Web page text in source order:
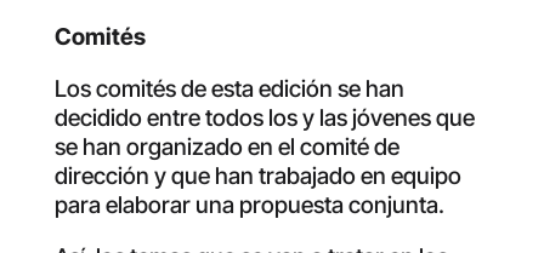
Comités
Los comités de esta edición se han
decidido entre todos los y las jóvenes que
se han organizado en el comité de
dirección y que han trabajado en equipo
para elaborar una propuesta conjunta.